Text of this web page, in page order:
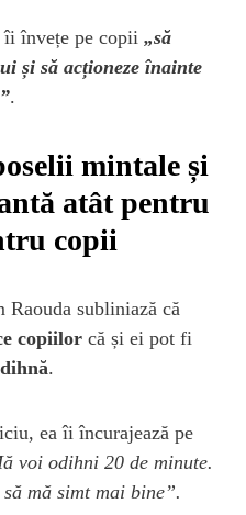
îi învețe pe copii „să
și să acționeze înainte
.
mintale și
atât pentru
copii
Raouda subliniază că
copiilor că și ei pot fi
.
ea îi încurajează pe
voi odihni 20 de minute.
mă simt mai bine”.